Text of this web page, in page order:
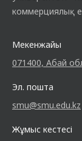
коммерциялық
Мекенжайы
071400, Абай
Эл. пошта
smu@smu.edu.kz
Жұмыс кестесі